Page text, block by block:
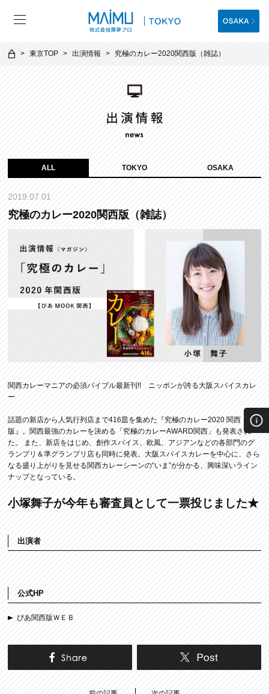
東京TOP 出演情報 究極のカレー2020関西版（雑誌）
ALL TOKYO OSAKA
2019.07.01
究極のカレー2020関西版（雑誌）
関西カレーマニアの必須バイブル最新刊!! ニッポンが誇る大阪スパイスカレ
ー
話題の新店から人気行列店まで416皿を集めた『究極のカレー2020 関西
版』。関西最強のカレーを決める「究極のカレーAWARD関西」も発表され
た。 また、新店をはじめ、創作スパイス、欧風、アジアンなどの各部門のグ
ランプリ＆準グランプリ店も同時に発表。大阪スパイスカレーを中心に、さら
なる盛り上がりを見せる関西カレーシーンの“いま”が分かる、興味深いライン
ナップとなっている。
小塚舞子が今年も審査員として一票投じました★
出演者
公式HP
ぴあ関西版ＷＥＢ